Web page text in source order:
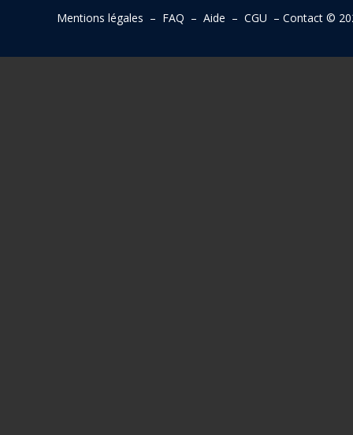
Mentions légales – FAQ – Aide – CGU – Contact©